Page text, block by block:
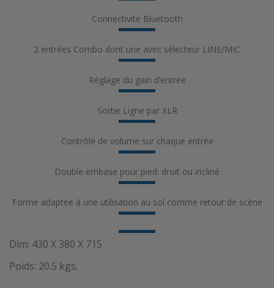
Connectivité Bluetooth
2 entrées Combo dont une avec sélecteur LINE/MIC
Réglage du gain d’entrée
Sortie Ligne par XLR
Contrôle de volume sur chaque entrée
Double embase pour pied: droit ou incliné
Forme adaptée à une utilisation au sol comme retour de scène
Dim: 430 X 380 X 715
Poids: 20.5 kgs,